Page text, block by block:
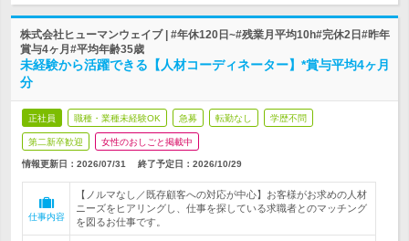
株式会社ヒューマンウェイブ | #年休120日~#残業月平均10h#完休2日#昨年
賞与4ヶ月#平均年齢35歳
未経験から活躍できる【人材コーディネーター】*賞与平均4ヶ月
分
正社員 職種・業種未経験OK 急募 転勤なし 学歴不問
第二新卒歓迎 女性のおしごと掲載中
情報更新日：2026/07/31 終了予定日： 2026/10/29
仕事内容
【ノルマなし／既存顧客への対応が中心】お客様がお求めの人材
ニーズをヒアリングし、仕事を探している求職者とのマッチング
を図るお仕事です。